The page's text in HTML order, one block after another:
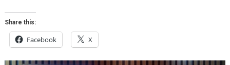
Share this:
Facebook X